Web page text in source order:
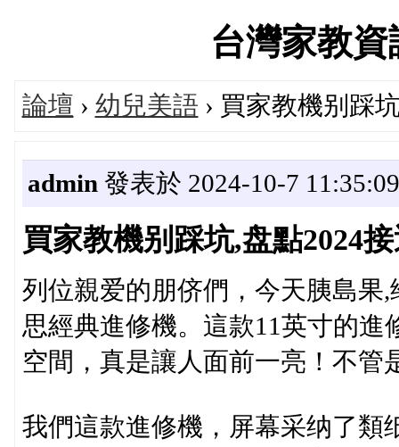
台灣家教
論壇 › 幼兒美語 › 買家教機别踩
admin 發表於 2024-10-7 11:35:09
買家教機别踩坑,盘點2024
列位親爱的朋侪們，今天胰島
思經典進修機。這款11英寸的進
空間，真是讓人面前一亮！不管
我們這款進修機，屏幕采纳了類